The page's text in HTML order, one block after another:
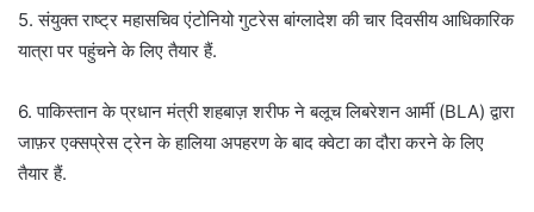
5. संयुक्त राष्ट्र महासचिव एंटोनियो गुटरेस बांग्लादेश की चार दिवसीय आधिकारिक
यात्रा पर पहुंचने के लिए तैयार हैं.
6. पाकिस्तान के प्रधान मंत्री शहबाज़ शरीफ ने बलूच लिबरेशन आर्मी (BLA) द्वारा
जाफ़र एक्सप्रेस ट्रेन के हालिया अपहरण के बाद क्वेटा का दौरा करने के लिए
तैयार हैं.